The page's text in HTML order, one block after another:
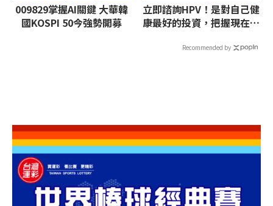
009829掌握AI關鍵 大華韓
國KOSPI 50今強勢開募
立即諮詢HPV！是對自己健
康最好的投資，把握現在不
Recommended by